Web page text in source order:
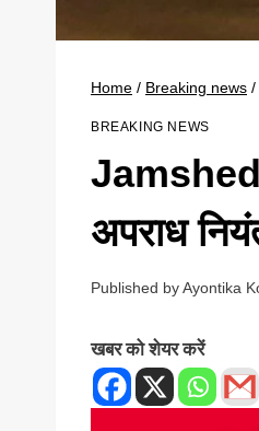
Home / Breaking news /
BREAKING NEWS
अपराध
Published by Ayontika
खबर को शेयर करें